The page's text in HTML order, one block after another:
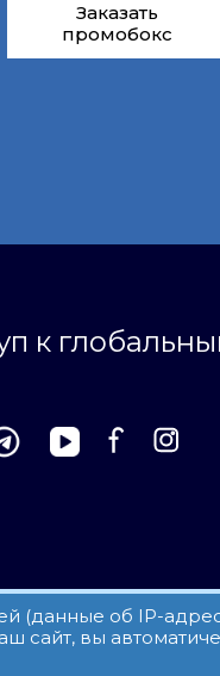
Заказать
промобокс
к
(данные об IP-
сайт, вы